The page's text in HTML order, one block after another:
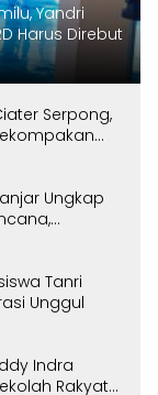
Yandri
Harus Direbut
Serpong,
Ungkap
Tanri
Unggul
Indra
Rakyat